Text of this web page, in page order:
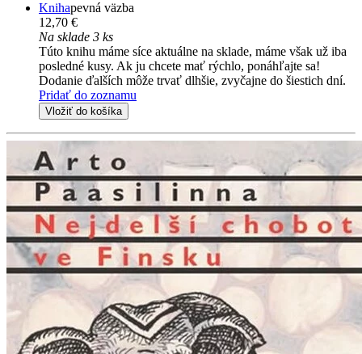
Knihapevná väzba
12,70 €
Na sklade 3 ks
Túto knihu máme síce aktuálne na sklade, máme však už iba
posledné kusy. Ak ju chcete mať rýchlo, ponáhľajte sa!
Dodanie ďalších môže trvať dlhšie, zvyčajne do šiestich dní.
Pridať do zoznamu
Vložiť do košíka